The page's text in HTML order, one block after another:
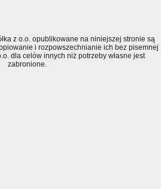
z o.o. opublikowane na niniejszej stronie są
i rozpowszechnianie ich bez pisemnej
dla celów innych niż potrzeby własne jest
zabronione.